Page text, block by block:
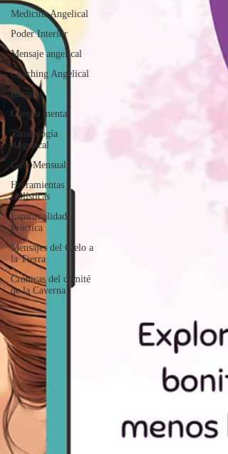
Medicina Angelical
Poder Interior
Mensaje angelical
Coaching Angelical
Rituales
Cuerpo mental
Tanatología
Angelical
Guía Mensual
Herramientas
Holísticas
Espiritualidad
Práctica
Mensajes del Cielo a
la Tierra
Crónicas del comité
de la Caverna